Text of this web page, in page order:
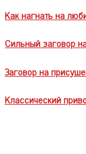
Как нагнать на
Сильный заговор
Заговор на
Классический